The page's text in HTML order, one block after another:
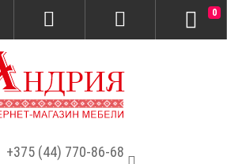
+375 (44) 770-86-68
0